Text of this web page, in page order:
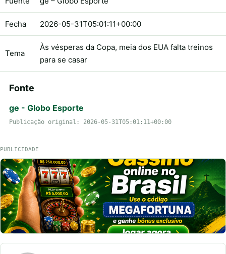
Fecha 2026-05-31T05:01:11+00:00
Tema
Às vésperas da Copa, meia dos EUA falta treinos
para se casar
Fonte
ge - Globo Esporte
Publicação original: 2026-05-31T05:01:11+00:00
PUBLICIDADE